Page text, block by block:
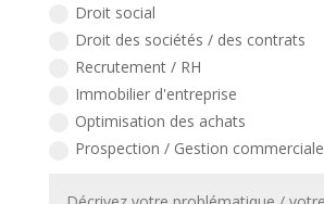
Droit social
Droit des sociétés / des contrats
Recrutement / RH
Immobilier d'entreprise
Optimisation des achats
Prospection / Gestion commerciale